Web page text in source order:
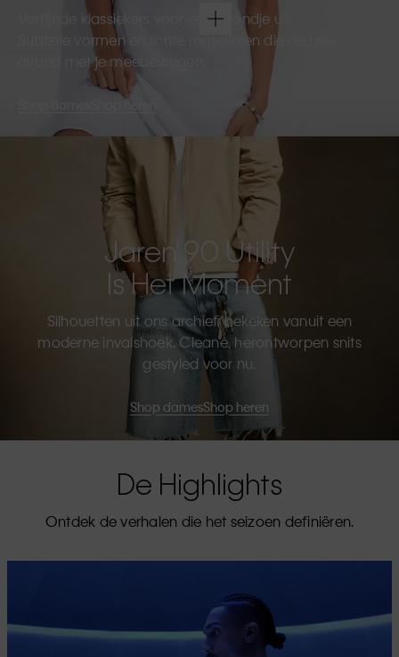
Verfijnde klassiekers voor een avondje uit.
Subtiele vormen en lichte materialen die de hele
avond met je meebewegen.
Shop heren
Jaren 90 Utility
Is Het Moment
Silhouetten uit ons archief, bekeken vanuit een
moderne invalshoek. Cleane, herontworpen snits
gestyled voor nu.
Shop damesShop heren
De Highlights
Ontdek de verhalen die het seizoen definiëren.